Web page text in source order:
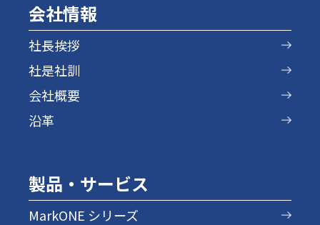
会社情報
社長挨拶
社是社訓
会社概要
沿革
製品・サービス
MarkONE シリーズ